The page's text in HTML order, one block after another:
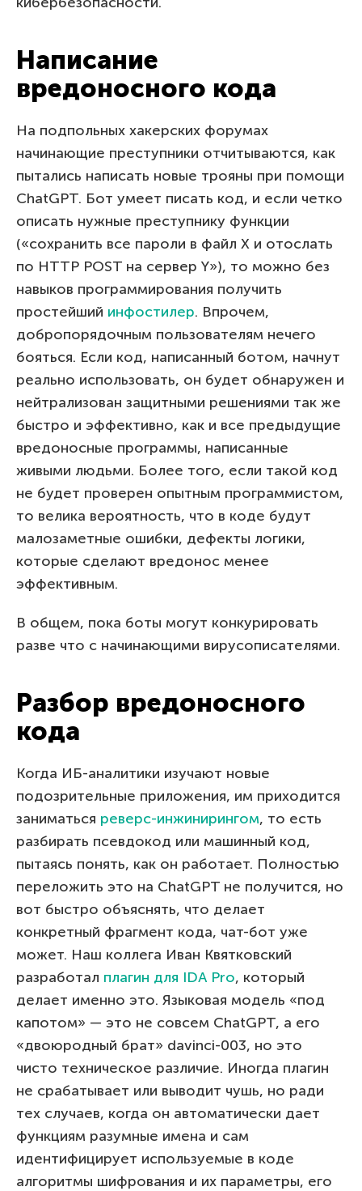
Написание
вредоносного кода
На подпольных хакерских форумах
начинающие преступники отчитываются, как
пытались написать новые трояны при помощи
ChatGPT. Бот умеет писать код, и если четко
описать нужные преступнику функции
(«сохранить все пароли в файл X и отослать
по HTTP POST на сервер Y»), то можно без
навыков программирования получить
простейший инфостилер. Впрочем,
добропорядочным пользователям нечего
бояться. Если код, написанный ботом, начнут
реально использовать, он будет обнаружен и
нейтрализован защитными решениями так же
быстро и эффективно, как и все предыдущие
вредоносные программы, написанные
живыми людьми. Более того, если такой код
не будет проверен опытным программистом,
то велика вероятность, что в коде будут
малозаметные ошибки, дефекты логики,
которые сделают вредонос менее
эффективным.
В общем, пока боты могут конкурировать
разве что с начинающими вирусописателями.
Разбор вредоносного
кода
Когда ИБ-аналитики изучают новые
подозрительные приложения, им приходится
заниматься реверс-инжинирингом, то есть
разбирать псевдокод или машинный код,
пытаясь понять, как он работает. Полностью
переложить это на ChatGPT не получится, но
вот быстро объяснять, что делает
конкретный фрагмент кода, чат-бот уже
может. Наш коллега Иван Квятковский
разработал плагин для IDA Pro, который
делает именно это. Языковая модель «под
капотом» — это не совсем ChatGPT, а его
«двоюродный брат» davinci-003, но это
чисто техническое различие. Иногда плагин
не срабатывает или выводит чушь, но ради
тех случаев, когда он автоматически дает
функциям разумные имена и сам
идентифицирует используемые в коде
алгоритмы шифрования и их параметры, его